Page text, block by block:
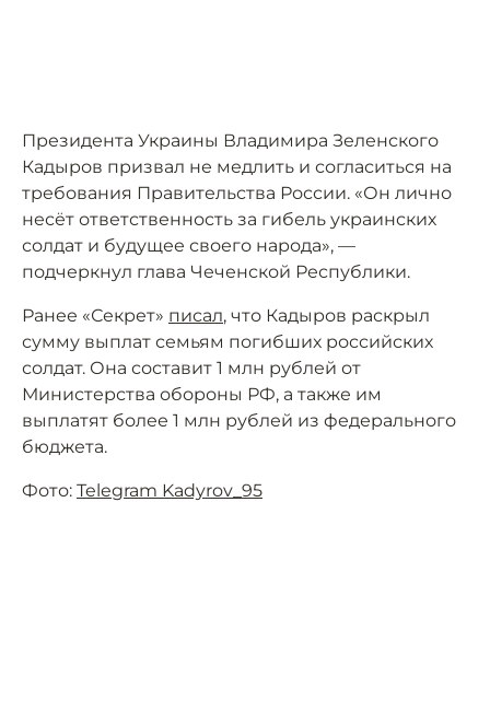
Президента Украины Владимира Зеленского
Кадыров призвал не медлить и согласиться на
требования Правительства России. «Он лично
несёт ответственность за гибель украинских
солдат и будущее своего народа», —
подчеркнул глава Чеченской Республики.
Ранее «Секрет» писал, что Кадыров раскрыл
сумму выплат семьям погибших российских
солдат. Она составит 1 млн рублей от
Министерства обороны РФ, а также им
выплатят более 1 млн рублей из федерального
бюджета.
Фото: Telegram Kadyrov_95